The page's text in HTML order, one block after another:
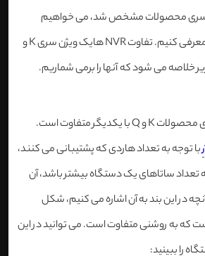
سری محصولات مشخص شد، می خواهیم
تفاوت آن دو را برای شما معرفی کنیم. تفاوت NVR هایک ویژن سری K و
شکل ظاهری هر دو سری محصولات K و Q با یکدیگر متفاوت است.
با توجه به تعداد هاردی که پشتیبانی می کنند،
ساتاهای یک دستگاه بیشتر باشد، آن
در این بند به آن اشاره می کنیم، شکل
که به روشنی متفاوت است. می توانید در این
را ببینید: